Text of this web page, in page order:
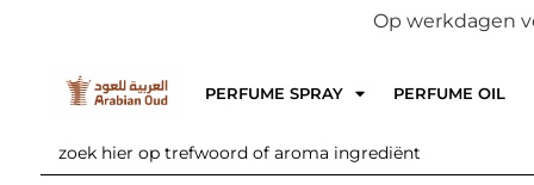
Op werkdagen
PERFUME SPRAY PERFUME OIL